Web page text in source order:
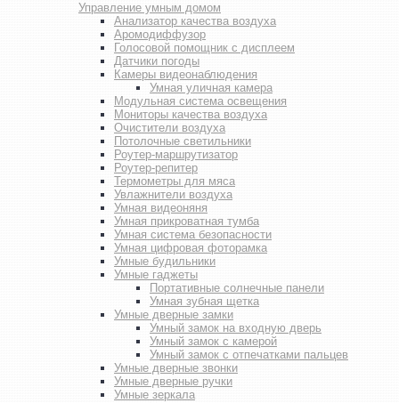
Управление умным домом
Анализатор качества воздуха
Аромодиффузор
Голосовой помощник с дисплеем
Датчики погоды
Камеры видеонаблюдения
Умная уличная камера
Модульная система освещения
Мониторы качества воздуха
Очистители воздуха
Потолочные светильники
Роутер-маршрутизатор
Роутер-репитер
Термометры для мяса
Увлажнители воздуха
Умная видеоняня
Умная прикроватная тумба
Умная система безопасности
Умная цифровая фоторамка
Умные будильники
Умные гаджеты
Портативные солнечные панели
Умная зубная щетка
Умные дверные замки
Умный замок на входную дверь
Умный замок с камерой
Умный замок с отпечатками пальцев
Умные дверные звонки
Умные дверные ручки
Умные зеркала